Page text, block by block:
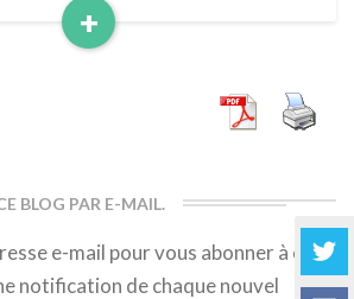
+
Read
BLOG PAR E-MAIL.
e-mail pour vous abonner à ce
notification de chaque nouvel